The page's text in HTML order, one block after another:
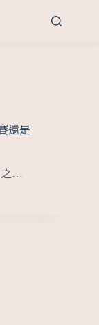
還是
之…